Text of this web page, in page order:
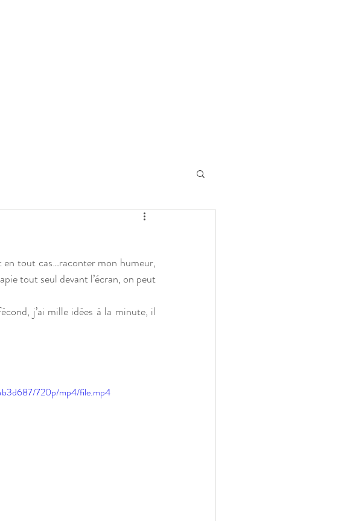
en tout cas…raconter mon humeur,
tout seul devant l’écran, on peut
j’ai mille idées à la minute, il
720p/mp4/file.mp4